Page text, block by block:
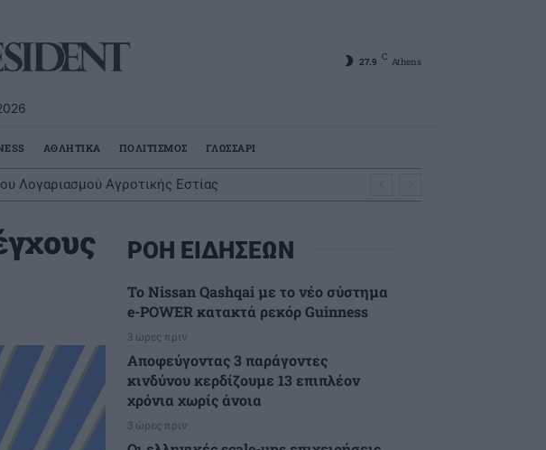
27.9 C Athens
ΑΘΛΗΤΙΚΑ ΠΟΛΙΤΙΣΜΟΣ ΓΛΩΣΣΑΡΙ
Λογαριασμού Αγροτικής Εστίας
ΡΟΗ ΕΙΔΗΣΕΩΝ
Το Nissan Qashqai με το νέο σύστημα
e-POWER κατακτά ρεκόρ Guinness
3 ώρες πριν
Αποφεύγοντας 3 παράγοντες
κινδύνου κερδίζουμε 13 επιπλέον
χρόνια χωρίς άνοια
3 ώρες πριν